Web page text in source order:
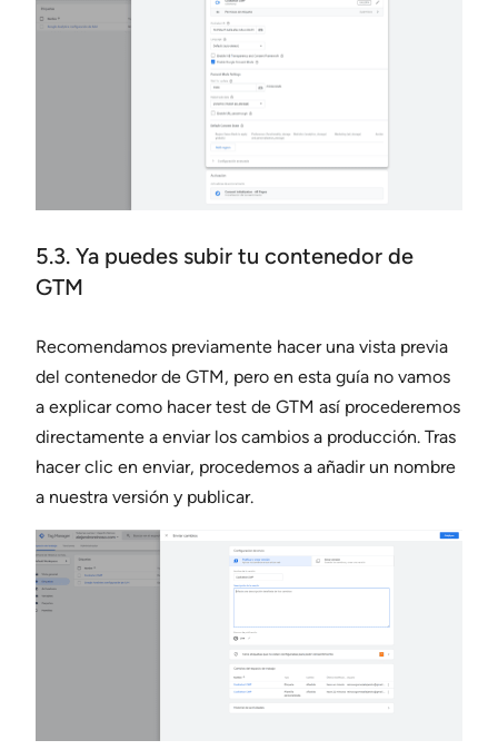
5.3. Ya puedes subir tu contenedor de
GTM
Recomendamos previamente hacer una vista previa
del contenedor de GTM, pero en esta guía no vamos
a explicar como hacer test de GTM así procederemos
directamente a enviar los cambios a producción. Tras
hacer clic en enviar, procedemos a añadir un nombre
a nuestra versión y publicar.